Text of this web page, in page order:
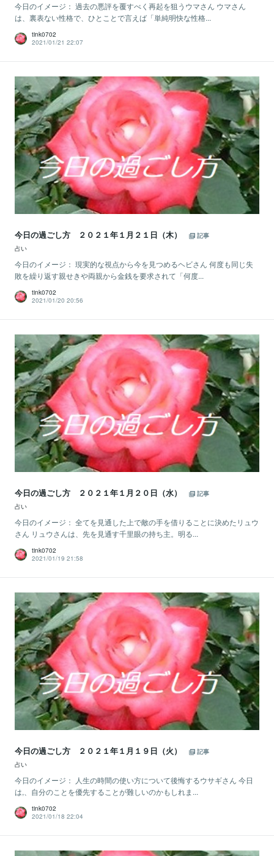
今日のイメージ： 過去の悪評を覆すべく再起を狙うウマさん ウマさん
は、裏表ない性格で、ひとことで言えば「単純明快な性格...
tink0702
2021/01/21 22:07
今日の過ごし方 ２０２１年１月２１日（木）
記事
占い
今日のイメージ： 現実的な視点から今を見つめるヘビさん 何度も同じ失
敗を繰り返す親せきや両親から金銭を要求されて「何度...
tink0702
2021/01/20 20:56
今日の過ごし方 ２０２１年１月２０日（水）
記事
占い
今日のイメージ： 全てを見通した上で敵の手を借りることに決めたリュウ
さん リュウさんは、先を見通す千里眼の持ち主。明る...
tink0702
2021/01/19 21:58
今日の過ごし方 ２０２１年１月１９日（火）
記事
占い
今日のイメージ： 人生の時間の使い方について後悔するウサギさん 今日
は,、自分のことを優先することが難しいのかもしれま...
tink0702
2021/01/18 22:04